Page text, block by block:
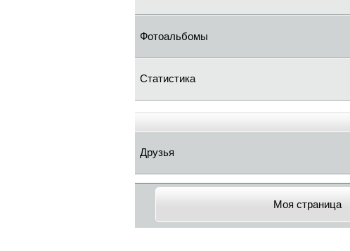
Фотоальбомы
Статистика
Друзья
Моя страница